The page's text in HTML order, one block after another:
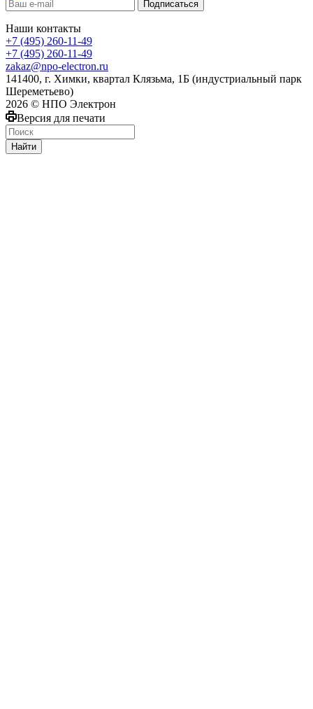
Наши контакты
+7 (495) 260-11-49
+7 (495) 260-11-49
zakaz@npo-electron.ru
141400, г. Химки, квартал Клязьма, 1Б (индустриальный парк
Шереметьево)
2026 © НПО Электрон
Версия для печати
Найти